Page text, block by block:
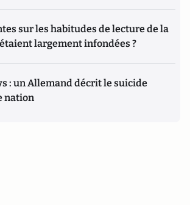
sur les habitudes de lecture de la
largement infondées ?
: un Allemand décrit le suicide
nation